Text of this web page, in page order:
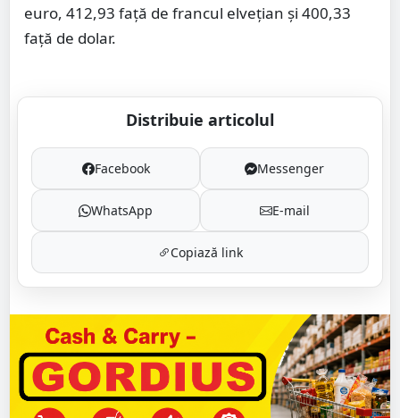
euro, 412,93 faţă de francul elveţian şi 400,33
faţă de dolar.
Distribuie articolul
Facebook Messenger
WhatsApp E-mail
Copiază link